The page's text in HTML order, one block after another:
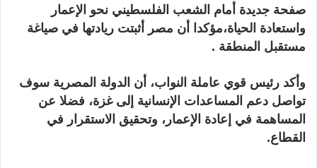
صفحة جديدة أمام الشعب الفلسطيني نحو الإعمار
واستعادة الحياة،مؤكدا أن مصر أثبتت ريادتها في صياغة
مستقبل المنطقة .
وأكد رئيس قوي عاملة النواب، أن الدولة المصرية سوف
تواصل دعم المساعدات الإنسانية إلى غزة، فضلا عن
المساهمة في إعادة الإعمار، وتحقيق الاستقرار في
القطاع.